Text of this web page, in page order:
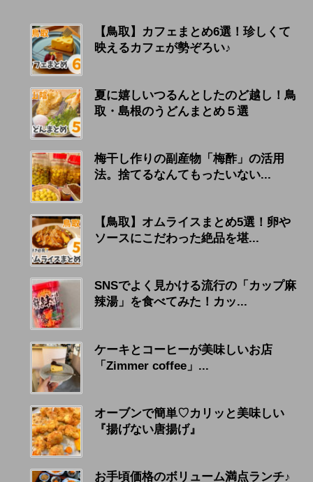
【鳥取】カフェまとめ6選！珍しくて
映えるカフェが勢ぞろい♪
夏に嬉しいつるんとしたのど越し！鳥
取・島根のうどんまとめ５選
梅干し作りの副産物「梅酢」の活用
法。捨てるなんてもったいない...
【鳥取】オムライスまとめ5選！卵や
ソースにこだわった絶品を堪...
SNSでよく見かける流行の「カップ麻
辣湯」を食べてみた！カッ...
ケーキとコーヒーが美味しいお店
「Zimmer coffee」...
オーブンで簡単♡カリッと美味しい
『揚げない唐揚げ』
お手頃価格のボリューム満点ランチ♪